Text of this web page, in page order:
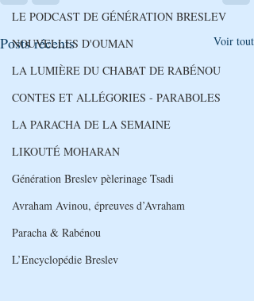
LE PODCAST DE GÉNÉRATION BRESLEV
NOUVELLES D'OUMAN
LA LUMIÈRE DU CHABAT DE RABÉNOU
CONTES ET ALLÉGORIES - PARABOLES
LA PARACHA DE LA SEMAINE
LIKOUTÉ MOHARAN
Génération Breslev pèlerinage Tsadi
Avraham Avinou, épreuves d’Avraham
Paracha & Rabénou
L’Encyclopédie Breslev
Posts récents Voir tout